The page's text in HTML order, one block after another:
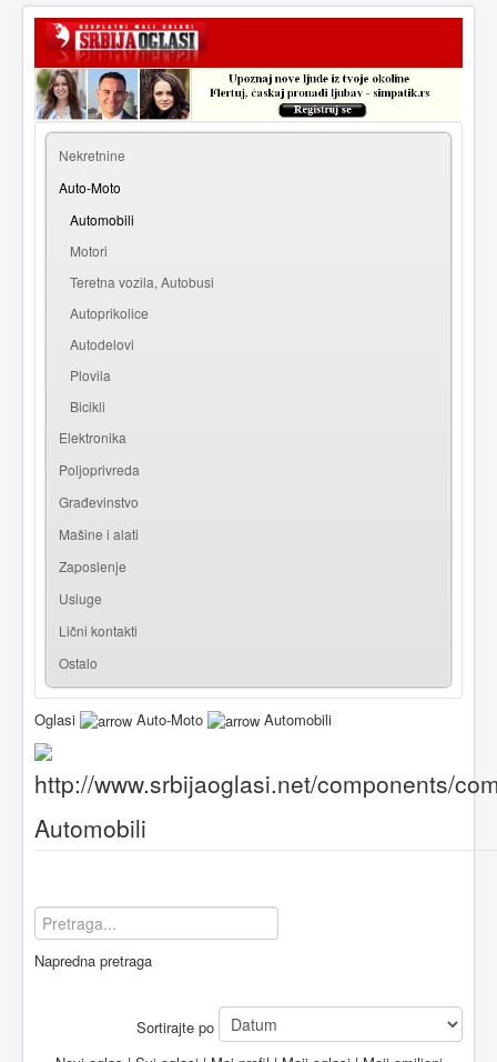
| Registracija
Nekretnine
Auto-Moto
Automobili
Motori
Teretna vozila, Autobusi
Autoprikolice
Autodelovi
Plovila
Bicikli
Elektronika
Poljoprivreda
Građevinstvo
Mašine i alati
Zaposlenje
Usluge
Lični kontakti
Ostalo
Oglasi Auto-Moto Automobili
Automobili
Napredna pretraga
Sortirajte po